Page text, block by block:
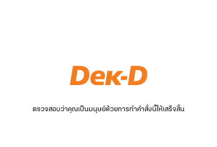
ตรวจสอบว่าคุณเป็นมนุษย์ด้วยการทำคำสั่งนี้ให้เสร็จสิ้น